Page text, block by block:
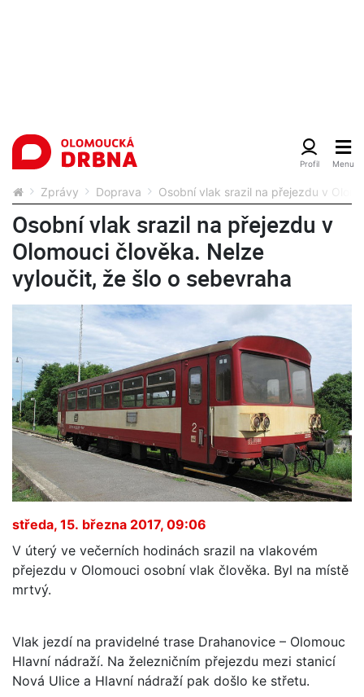
Zprávy Doprava Osobní vlak srazil na přejezdu v
Osobní vlak srazil na přejezdu v
Olomouci člověka. Nelze
vyloučit, že šlo o sebevraha
středa, 15. března 2017, 09:06
V úterý ve večerních hodinách srazil na vlakovém
přejezdu v Olomouci osobní vlak člověka. Byl na místě
mrtvý.
Vlak jezdí na pravidelné trase Drahanovice – Olomouc
Hlavní nádraží. Na železničním přejezdu mezi stanicí
Nová Ulice a Hlavní nádraží pak došlo ke střetu.